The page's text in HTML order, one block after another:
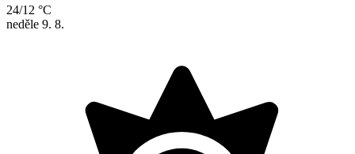
24/12 °C
neděle 9. 8.